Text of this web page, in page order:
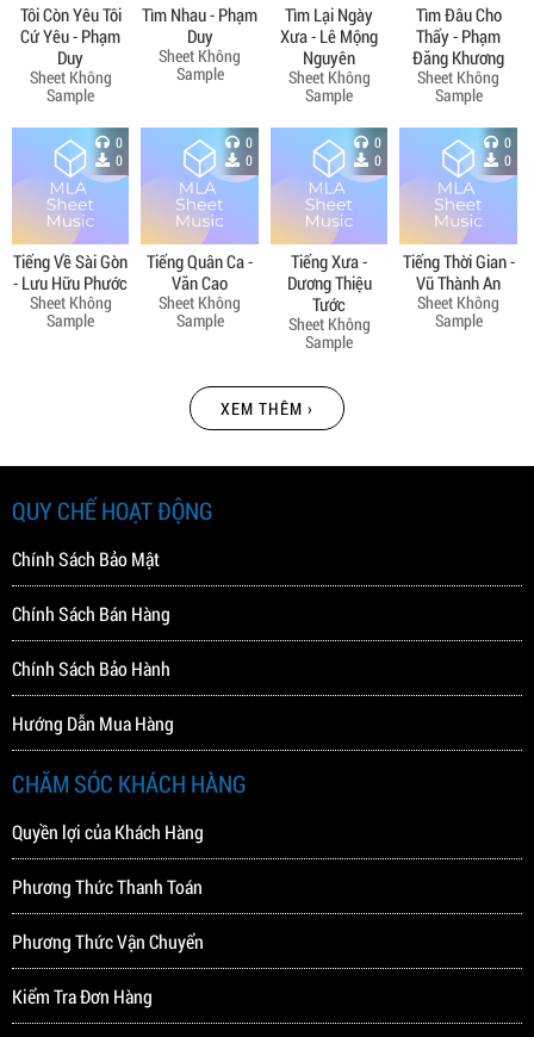
Tôi Còn Yêu Tôi
Cứ Yêu - Phạm
Duy
Sheet Không
Sample
Tìm Nhau - Phạm
Duy
Sheet Không
Sample
Tìm Lại Ngày
Xưa - Lê Mộng
Nguyên
Sheet Không
Sample
Tìm Đâu Cho
Thấy - Phạm
Đăng Khương
Sheet Không
Sample
0
0
Tiếng Về Sài Gòn
- Lưu Hữu Phước
Sheet Không
Sample
0
0
Tiếng Quân Ca -
Văn Cao
Sheet Không
Sample
0
0
Tiếng Xưa -
Dương Thiệu
Tước
Sheet Không
Sample
0
0
Tiếng Thời Gian -
Vũ Thành An
Sheet Không
Sample
XEM THÊM ›
QUY CHẾ HOẠT ĐỘNG
Chính Sách Bảo Mật
Chính Sách Bán Hàng
Chính Sách Bảo Hành
Hướng Dẫn Mua Hàng
CHĂM SÓC KHÁCH HÀNG
Quyền lợi của Khách Hàng
Phương Thức Thanh Toán
Phương Thức Vận Chuyển
Kiểm Tra Đơn Hàng